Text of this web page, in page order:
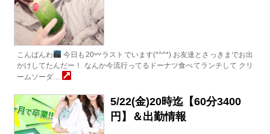
こんばんわ 今日も20
ラストでいます(*^^*) お友達とさっきまでお出
かけしてたんだー！ なんか今流行ってるドーナツ食べてランチして クリ
ームソーダ…
5/22(金)20時迄【60分3400
円】＆出勤情報